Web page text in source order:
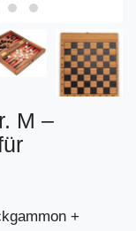
M –
+